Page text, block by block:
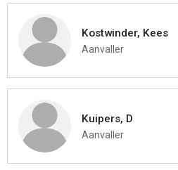
Kostwinder, Kees
Aanvaller
Kuipers, D
Aanvaller